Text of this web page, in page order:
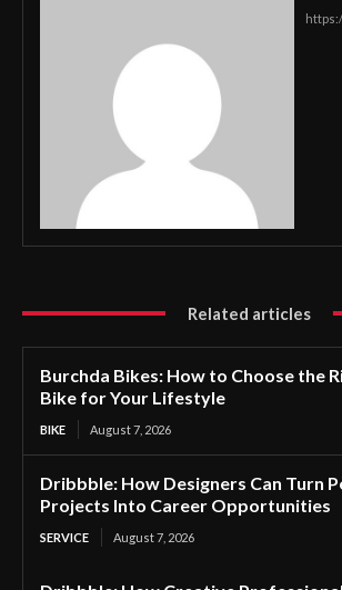
Related articles
Burchda Bikes: How to Choose the
Bike for Your Lifestyle
BIKE August 7, 2026
Dribbble: How Designers Can Turn
Projects Into Career Opportunities
SERVICE August 7, 2026